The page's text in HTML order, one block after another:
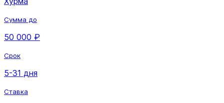
Сумма до
50 000 ₽
Срок
5-31 дня
Ставка